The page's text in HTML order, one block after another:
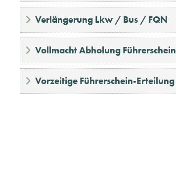
Verlängerung Lkw / Bus / FQN
Vollmacht Abholung Führerschein
Vorzeitige Führerschein-Erteilung